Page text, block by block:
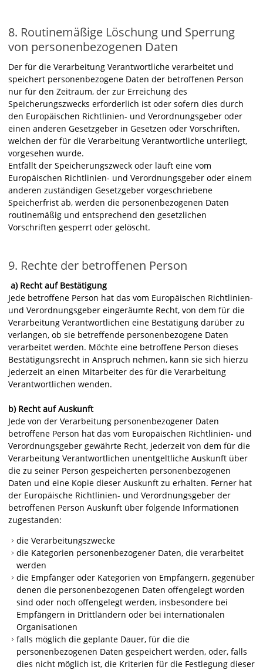
8. Routinemäßige Löschung und Sperrung
von personenbezogenen Daten
Der für die Verarbeitung Verantwortliche verarbeitet und
speichert personenbezogene Daten der betroffenen Person
nur für den Zeitraum, der zur Erreichung des
Speicherungszwecks erforderlich ist oder sofern dies durch
den Europäischen Richtlinien- und Verordnungsgeber oder
einen anderen Gesetzgeber in Gesetzen oder Vorschriften,
welchen der für die Verarbeitung Verantwortliche unterliegt,
vorgesehen wurde.
Entfällt der Speicherungszweck oder läuft eine vom
Europäischen Richtlinien- und Verordnungsgeber oder einem
anderen zuständigen Gesetzgeber vorgeschriebene
Speicherfrist ab, werden die personenbezogenen Daten
routinemäßig und entsprechend den gesetzlichen
Vorschriften gesperrt oder gelöscht.
9. Rechte der betroffenen Person
a) Recht auf Bestätigung
Jede betroffene Person hat das vom Europäischen Richtlinien-
und Verordnungsgeber eingeräumte Recht, von dem für die
Verarbeitung Verantwortlichen eine Bestätigung darüber zu
verlangen, ob sie betreffende personenbezogene Daten
verarbeitet werden. Möchte eine betroffene Person dieses
Bestätigungsrecht in Anspruch nehmen, kann sie sich hierzu
jederzeit an einen Mitarbeiter des für die Verarbeitung
Verantwortlichen wenden.
b) Recht auf Auskunft
Jede von der Verarbeitung personenbezogener Daten
betroffene Person hat das vom Europäischen Richtlinien- und
Verordnungsgeber gewährte Recht, jederzeit von dem für die
Verarbeitung Verantwortlichen unentgeltliche Auskunft über
die zu seiner Person gespeicherten personenbezogenen
Daten und eine Kopie dieser Auskunft zu erhalten. Ferner hat
der Europäische Richtlinien- und Verordnungsgeber der
betroffenen Person Auskunft über folgende Informationen
zugestanden:
die Verarbeitungszwecke
die Kategorien personenbezogener Daten, die verarbeitet
werden
die Empfänger oder Kategorien von Empfängern, gegenüber
denen die personenbezogenen Daten offengelegt worden
sind oder noch offengelegt werden, insbesondere bei
Empfängern in Drittländern oder bei internationalen
Organisationen
falls möglich die geplante Dauer, für die die
personenbezogenen Daten gespeichert werden, oder, falls
dies nicht möglich ist, die Kriterien für die Festlegung dieser